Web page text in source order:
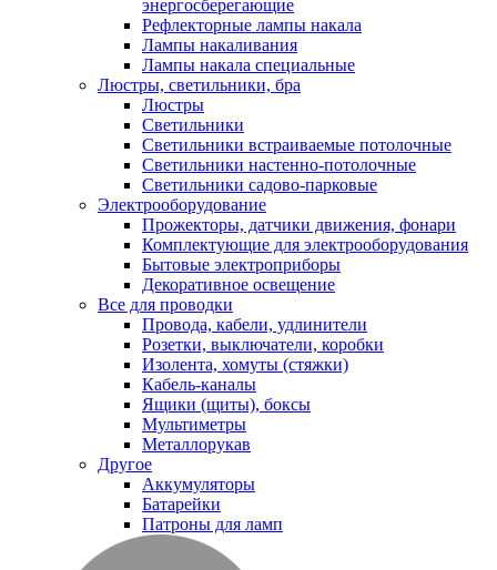
энергосберегающие
Рефлекторные лампы накала
Лампы накаливания
Лампы накала специальные
Люстры, светильники, бра
Люстры
Светильники
Светильники встраиваемые потолочные
Светильники настенно-потолочные
Светильники садово-парковые
Электрооборудование
Прожекторы, датчики движения, фонари
Комплектующие для электрооборудования
Бытовые электроприборы
Декоративное освещение
Все для проводки
Провода, кабели, удлинители
Розетки, выключатели, коробки
Изолента, хомуты (стяжки)
Кабель-каналы
Ящики (щиты), боксы
Мультиметры
Металлорукав
Другое
Аккумуляторы
Батарейки
Патроны для ламп